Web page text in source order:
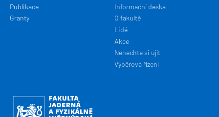
Publikace
Granty
Informační deska
O fakultě
Lidé
Akce
Nenechte si ujít
Výběrová řízení
Obrázek